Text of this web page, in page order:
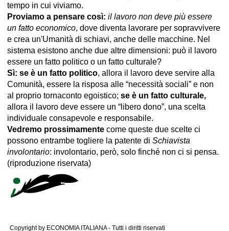
tempo in cui viviamo.
Proviamo a pensare così: il lavoro non deve più essere
un fatto economico, dove diventa lavorare per sopravvivere
e crea un'Umanità di schiavi, anche delle macchine. Nel
sistema esistono anche due altre dimensioni: può il lavoro
essere un fatto politico o un fatto culturale?
Sì: se è un fatto politico, allora il lavoro deve servire alla
Comunità, essere la risposa alle “necessità sociali” e non
al proprio tornaconto egoistico; se è un fatto culturale,
allora il lavoro deve essere un “libero dono”, una scelta
individuale consapevole e responsabile.
Vedremo prossimamente come queste due scelte ci
possono entrambe togliere la patente di Schiavista
involontario: involontario, però, solo finché non ci si pensa.
(riproduzione riservata)
Copyright by ECONOMIA ITALIANA - Tutti i diritti riservati